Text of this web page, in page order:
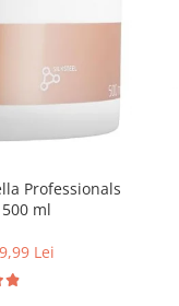
Professionals
ml
Lei